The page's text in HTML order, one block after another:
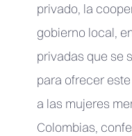
privado, la
gobierno local,
privadas que se
para ofrecer
a las mujeres
Colombias,